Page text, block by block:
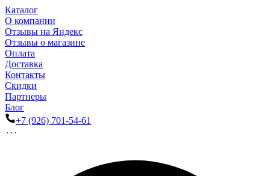
Каталог
О компании
Отзывы на Яндекс
Отзывы о магазине
Оплата
Доставка
Контакты
Скидки
Партнеры
Блог
+7 (926) 701-54-61